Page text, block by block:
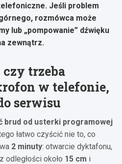
Jeśli problem
rozmówca może
lub „pompowanie” dźwięku
zewnątrz.
trzeba
w telefonie,
serwisu
brud od usterki programowej
łatwo czyścić nie to, co
2 minuty: otwarcie dyktafonu,
odległości około 15 cm i